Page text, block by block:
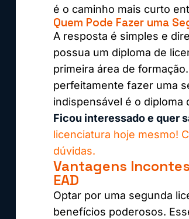
é o caminho mais curto
Quem Pode Fazer uma
A resposta é simples e
possua um diploma de
primeira área de
perfeitamente fazer uma
indispensável é o diploma
Ficou interessado e quer
licenciatura hoje mesmo!
dúvidas.
Vantagens
EAD
Optar por uma segunda
benefícios poderosos.